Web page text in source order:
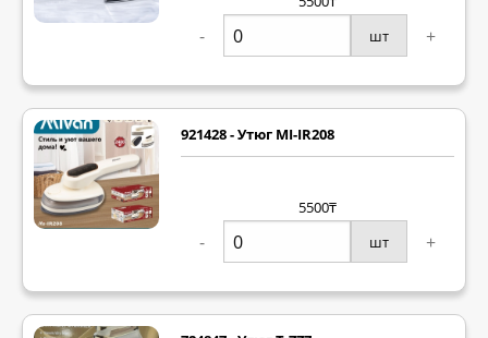
- шт +
921428 - Утюг MI-IR208
5500₸
- шт +